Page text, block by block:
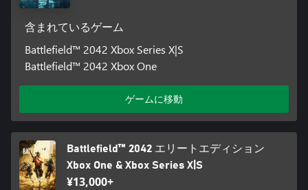
含まれているゲーム
Battlefield™ 2042 Xbox Series X|S
Battlefield™ 2042 Xbox One
ゲームに移動
Battlefield™ 2042 エリートエディション
Xbox One & Xbox Series X|S
¥13,000+